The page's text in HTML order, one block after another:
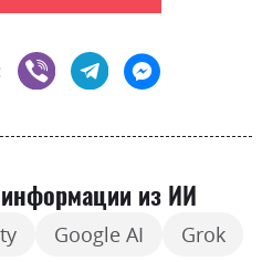
из ИИ
Google AI Grok